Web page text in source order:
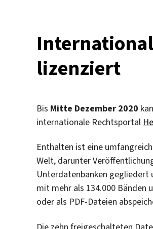
lizenziert
Bis Mitte Dezember 2020
internationale Rechtsportal
Enthalten ist eine
Welt, darunter
Unterdatenbanken gegliedert
mit mehr als 134.000 Bänden
oder als PDF-Dateien